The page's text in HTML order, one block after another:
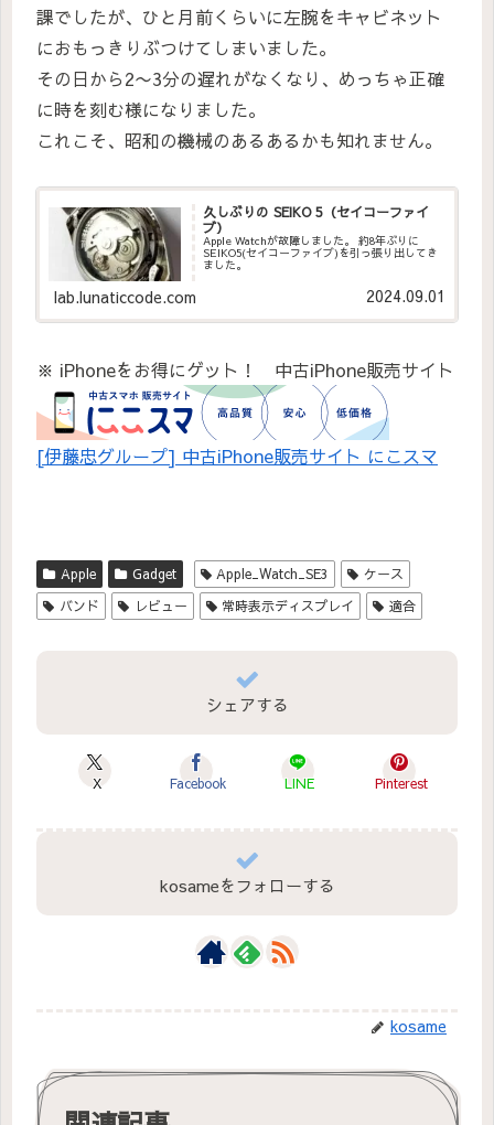
課でしたが、ひと月前くらいに左腕をキャビネット
におもっきりぶつけてしまいました。
その日から2〜3分の遅れがなくなり、めっちゃ正確
に時を刻む様になりました。
これこそ、昭和の機械のあるあるかも知れません。
久しぶりの SEIKO 5（セイコーファイ
ブ）
Apple Watchが故障しました。 約8年ぶりに
SEIKO5(セイコーファイブ)を引っ張り出してき
ました。
lab.lunaticcode.com 2024.09.01
※ iPhoneをお得にゲット！ 中古iPhone販売サイト
[伊藤忠グループ] 中古iPhone販売サイト にこスマ
Apple Gadget Apple_Watch_SE3
ケース
バンド
レビュー 常時表示ディスプレイ 適合
シェアする
X Facebook LINE Pinterest
kosameをフォローする
kosame